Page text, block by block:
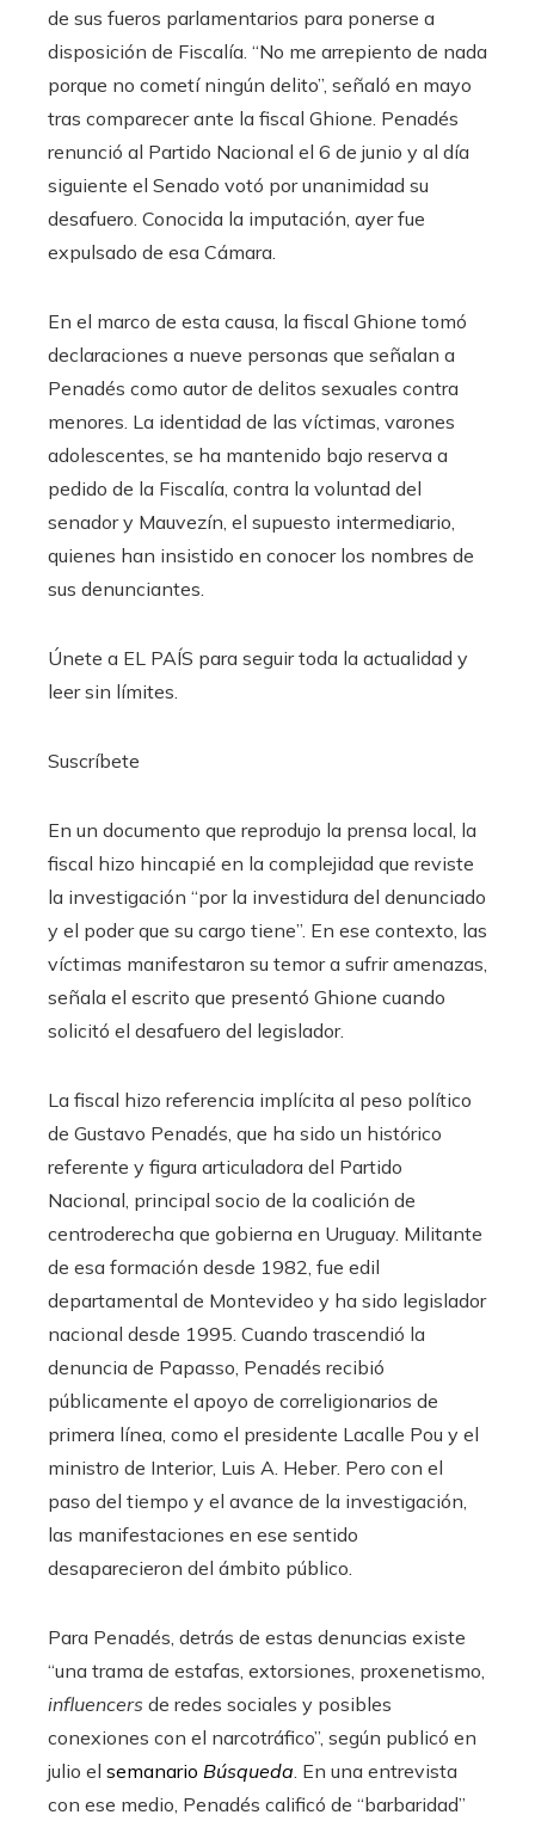
de sus fueros parlamentarios para ponerse a
disposición de Fiscalía. “No me arrepiento de nada
porque no cometí ningún delito”, señaló en mayo
tras comparecer ante la fiscal Ghione. Penadés
renunció al Partido Nacional el 6 de junio y al día
siguiente el Senado votó por unanimidad su
desafuero. Conocida la imputación, ayer fue
expulsado de esa Cámara.
En el marco de esta causa, la fiscal Ghione tomó
declaraciones a nueve personas que señalan a
Penadés como autor de delitos sexuales contra
menores. La identidad de las víctimas, varones
adolescentes, se ha mantenido bajo reserva a
pedido de la Fiscalía, contra la voluntad del
senador y Mauvezín, el supuesto intermediario,
quienes han insistido en conocer los nombres de
sus denunciantes.
Únete a EL PAÍS para seguir toda la actualidad y
leer sin límites.
Suscríbete
En un documento que reprodujo la prensa local, la
fiscal hizo hincapié en la complejidad que reviste
la investigación “por la investidura del denunciado
y el poder que su cargo tiene”. En ese contexto, las
víctimas manifestaron su temor a sufrir amenazas,
señala el escrito que presentó Ghione cuando
solicitó el desafuero del legislador.
La fiscal hizo referencia implícita al peso político
de Gustavo Penadés, que ha sido un histórico
referente y figura articuladora del Partido
Nacional, principal socio de la coalición de
centroderecha que gobierna en Uruguay. Militante
de esa formación desde 1982, fue edil
departamental de Montevideo y ha sido legislador
nacional desde 1995. Cuando trascendió la
denuncia de Papasso, Penadés recibió
públicamente el apoyo de correligionarios de
primera línea, como el presidente Lacalle Pou y el
ministro de Interior, Luis A. Heber. Pero con el
paso del tiempo y el avance de la investigación,
las manifestaciones en ese sentido
desaparecieron del ámbito público.
Para Penadés, detrás de estas denuncias existe
“una trama de estafas, extorsiones, proxenetismo,
influencers de redes sociales y posibles
conexiones con el narcotráfico”, según publicó en
julio el semanario Búsqueda. En una entrevista
con ese medio, Penadés calificó de “barbaridad”